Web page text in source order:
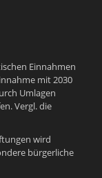
Einnahmen
mit 2030
Umlagen
Vergl. die
wird
bürgerliche